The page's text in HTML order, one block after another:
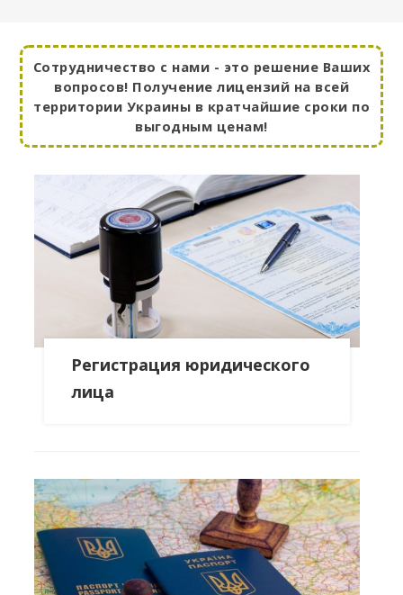
Сотрудничество с нами - это решение Ваших
вопросов! Получение лицензий на всей
территории Украины в кратчайшие сроки по
выгодным ценам!
Регистрация юридического
лица